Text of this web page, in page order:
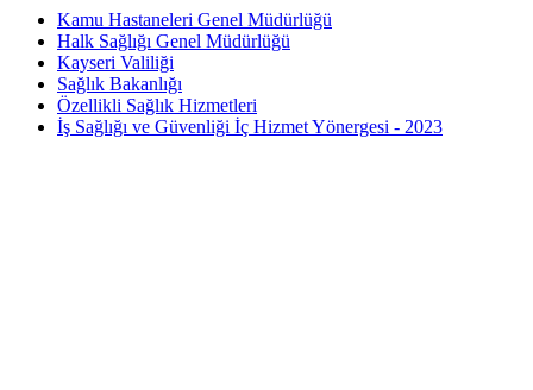
Kamu Hastaneleri Genel Müdürlüğü
Halk Sağlığı Genel Müdürlüğü
Kayseri Valiliği
Sağlık Bakanlığı
Özellikli Sağlık Hizmetleri
İş Sağlığı ve Güvenliği İç Hizmet Yönergesi - 2023